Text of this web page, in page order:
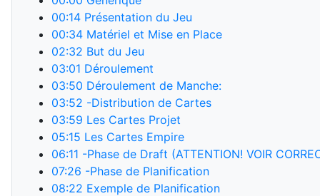
00:14 Présentation du Jeu
00:34 Matériel et Mise en Place
02:32 But du Jeu
03:01 Déroulement
03:50 Déroulement de Manche:
03:52 -Distribution de Cartes
03:59 Les Cartes Projet
05:15 Les Cartes Empire
06:11 -Phase de Draft (ATTENTION! VOIR
07:26 -Phase de Planification
08:22 Exemple de Planification